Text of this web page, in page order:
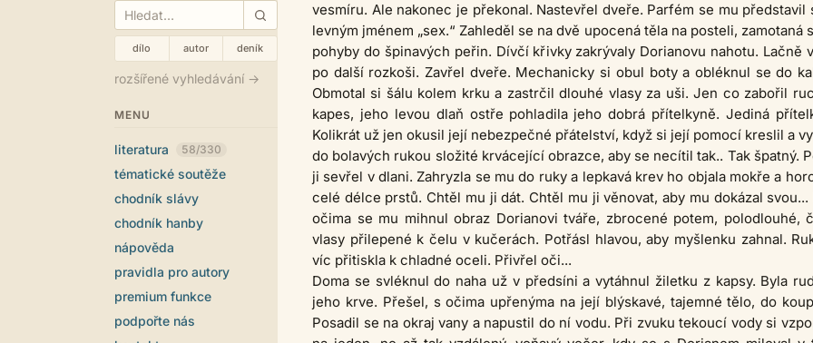
dílo autor deník
rozšířené vyhledávání →
MENU
literatura 58/330
tématické soutěže
chodník slávy
chodník hanby
nápověda
pravidla pro autory
premium funkce
podpořte nás
vesmíru. Ale nakonec je překonal. Nastevřel dveře. Parfém se mu představil
levným jménem „sex.“ Zahleděl se na dvě upocená těla na posteli, zamotaná
pohyby do špinavých peřin. Dívčí křivky zakrývaly Dorianovu nahotu. Lačně
po další rozkoši. Zavřel dveře. Mechanicky si obul boty a obléknul se do
Obmotal si šálu kolem krku a zastrčil dlouhé vlasy za uši. Jen co zabořil
kapes, jeho levou dlaň ostře pohladila jeho dobrá přítelkyně. Jediná
Kolikrát už jen okusil její nebezpečné přátelství, když si její pomocí kreslil a
do bolavých rukou složité krvácející obrazce, aby se necítil tak.. Tak špatný.
ji sevřel v dlani. Zahryzla se mu do ruky a lepkavá krev ho objala mokře a
celé délce prstů. Chtěl mu ji dát. Chtěl mu ji věnovat, aby mu dokázal svou...
očima se mu mihnul obraz Dorianovi tváře, zbrocené potem, polodlouhé,
vlasy přilepené k čelu v kučerách. Potřásl hlavou, aby myšlenku zahnal.
víc přitiskla k chladné oceli. Přivřel oči...
Doma se svléknul do naha už v předsíni a vytáhnul žiletku z kapsy. Byla
jeho krve. Přešel, s očima upřenýma na její blýskavé, tajemné tělo, do
Posadil se na okraj vany a napustil do ní vodu. Při zvuku tekoucí vody si